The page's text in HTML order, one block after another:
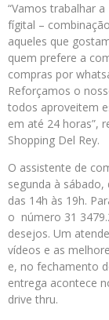
“Vamos trabalhar
fígital –
aqueles que
quem prefere a
compras por
Reforçamos o
todos aproveitem
em até 24 horas”,
Shopping Del Rey.
O assistente de
segunda à
das 14h às 19h.
o número 31
desejos. Um
vídeos e as
e, no fechamento
entrega acontece
drive thru.